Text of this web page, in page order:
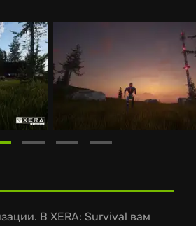
В XERA: Survival вам